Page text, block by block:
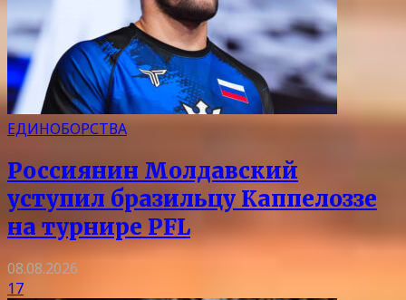
ЕДИНОБОРСТВА
Россиянин Молдавский
уступил бразильцу Каппелоззе
на турнире PFL
08.08.2026
17